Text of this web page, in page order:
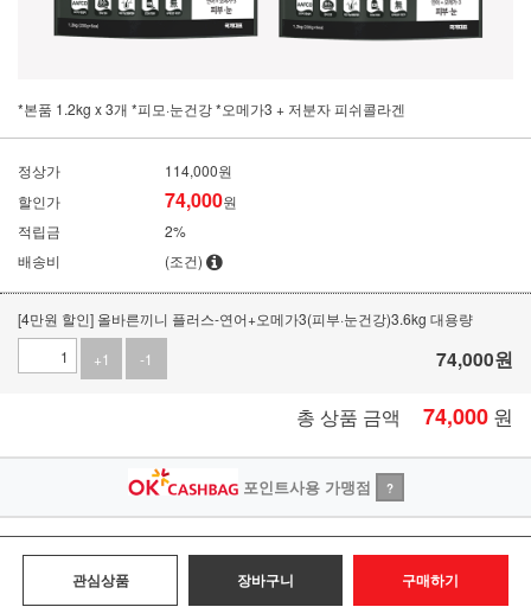
*본품 1.2kg x 3개 *피모·눈건강 *오메가3 + 저분자 피쉬콜라겐
정상가
114,000원
할인가
74,000원
적립금
2%
배송비
(조건)
[4만원 할인] 올바른끼니 플러스-연어+오메가3(피부·눈건강)3.6kg 대용량
+1
-1 74,000원
총 상품 금액 74,000 원
포인트사용 가맹점 ?
관심상품 장바구니 구매하기